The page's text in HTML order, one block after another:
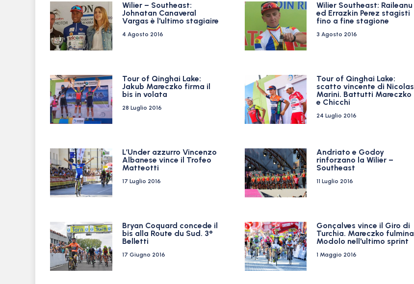
Wilier – Southeast:
Johnatan Canaveral
Vargas è l'ultimo stagiaire
4 Agosto 2016
Wilier Southeast: Raileanu
ed Errazkin Perez stagisti
fino a fine stagione
3 Agosto 2016
Tour of Qinghai Lake:
Jakub Mareczko firma il
bis in volata
28 Luglio 2016
Tour of Qinghai Lake:
scatto vincente di Nicolas
Marini. Battutti Mareczko
e Chicchi
24 Luglio 2016
L’Under azzurro Vincenzo
Albanese vince il Trofeo
Matteotti
17 Luglio 2016
Andriato e Godoy
rinforzano la Wilier –
Southeast
11 Luglio 2016
Bryan Coquard concede il
bis alla Route du Sud. 3°
Belletti
17 Giugno 2016
Gonçalves vince il Giro di
Turchia. Mareczko fulmina
Modolo nell'ultimo sprint
1 Maggio 2016